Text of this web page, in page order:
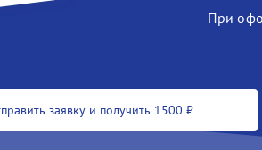
При
заявку и получить 1500 ₽